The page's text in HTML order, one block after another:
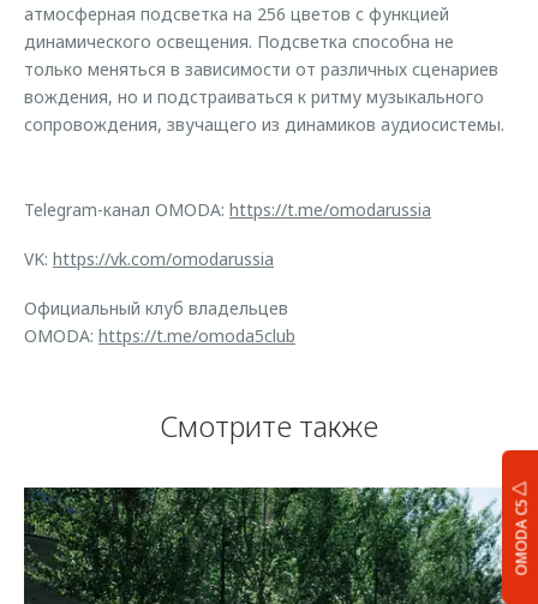
OMODA C5
атмосферная подсветка на 256 цветов с функцией
динамического освещения. Подсветка способна не
только меняться в зависимости от различных сценариев
вождения, но и подстраиваться к ритму музыкального
сопровождения, звучащего из динамиков аудиосистемы.
Telegram-канал OMODA: https://t.me/omodarussia
VK: https://vk.com/omodarussia
Официальный клуб владельцев
OMODA: https://t.me/omoda5club
Смотрите также